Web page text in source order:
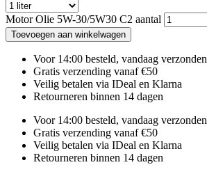
Motor Olie 5W-30/5W30 C2 aantal
Toevoegen aan winkelwagen
Voor 14:00 besteld, vandaag verzonden
Gratis verzending vanaf €50
Veilig betalen via IDeal en Klarna
Retourneren binnen 14 dagen
Voor 14:00 besteld, vandaag verzonden
Gratis verzending vanaf €50
Veilig betalen via IDeal en Klarna
Retourneren binnen 14 dagen